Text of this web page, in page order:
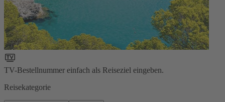
TV-Bestellnummer einfach als Reiseziel eingeben.
Reisekategorie